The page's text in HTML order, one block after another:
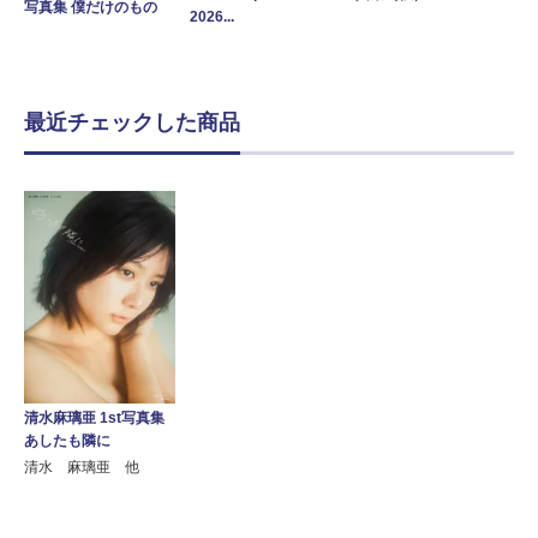
写真集 僕だけのもの
2026...
最近チェックした商品
清水麻璃亜 1st写真集
あしたも隣に
清水 麻璃亜 他